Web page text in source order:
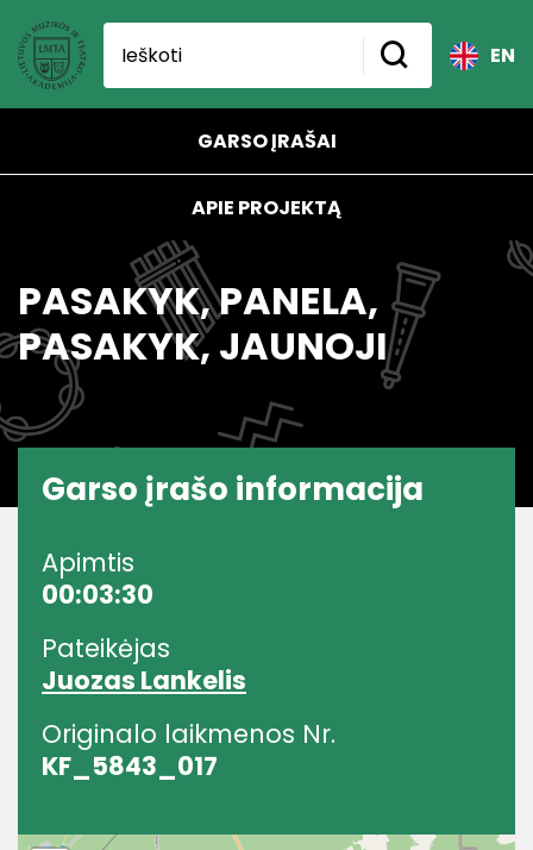
EN
GARSO ĮRAŠAI
APIE PROJEKTĄ
PASAKYK, PANELA,
PASAKYK, JAUNOJI
Garso įrašo informacija
Apimtis
00:03:30
Pateikėjas
Juozas Lankelis
Originalo laikmenos Nr.
KF_5843_017